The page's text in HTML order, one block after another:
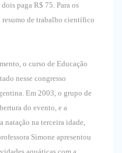
paga R$ 75. Para os
resumo de trabalho científico
o curso de Educação
nesse congresso
Em 2003, o grupo de
do evento, e a
natação na terceira idade,
Simone apresentou